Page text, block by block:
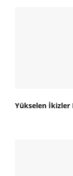
Yükselen İkizler